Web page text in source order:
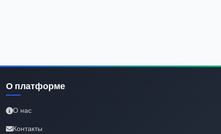
О платформе
О нас
Контакты